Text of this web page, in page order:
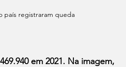
país registraram queda
em 2021. Na imagem,